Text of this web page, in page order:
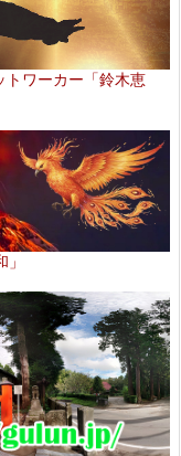
トワーカー「鈴木恵